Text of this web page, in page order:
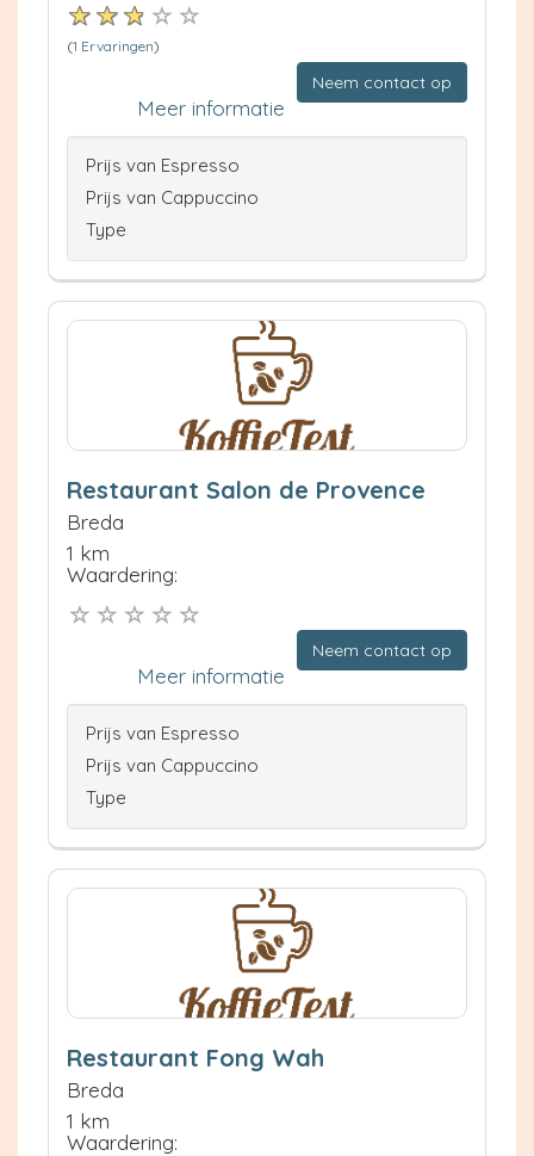
(1 Ervaringen)
Neem contact op
Meer informatie
Prijs van Espresso
Prijs van Cappuccino
Type
Restaurant Salon de Provence
Breda
1 km
Waardering:
Neem contact op
Meer informatie
Prijs van Espresso
Prijs van Cappuccino
Type
Restaurant Fong Wah
Breda
1 km
Waardering: